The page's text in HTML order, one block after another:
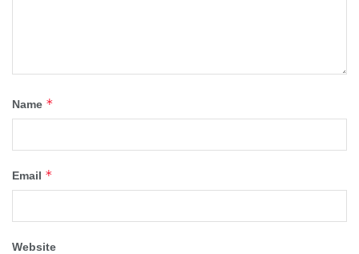
Name *
Email *
Website